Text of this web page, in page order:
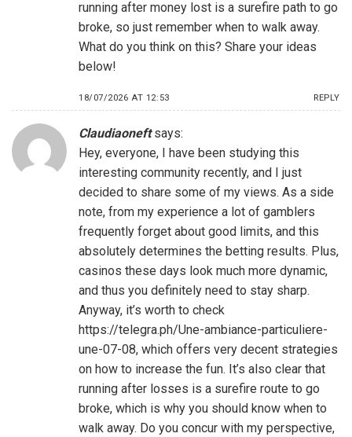
running after money lost is a surefire path to go
broke, so just remember when to walk away.
What do you think on this? Share your ideas
below!
18/07/2026 AT 12:53 REPLY
Claudiaoneft says:
Hey, everyone, I have been studying this
interesting community recently, and I just
decided to share some of my views. As a side
note, from my experience a lot of gamblers
frequently forget about good limits, and this
absolutely determines the betting results. Plus,
casinos these days look much more dynamic,
and thus you definitely need to stay sharp.
Anyway, it’s worth to check
https://telegra.ph/Une-ambiance-particuliere-
une-07-08, which offers very decent strategies
on how to increase the fun. It’s also clear that
running after losses is a surefire route to go
broke, which is why you should know when to
walk away. Do you concur with my perspective,